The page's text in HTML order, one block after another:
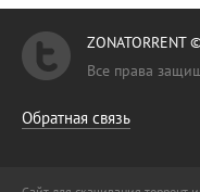
ZONATORRENT
Все права
Обратная связь